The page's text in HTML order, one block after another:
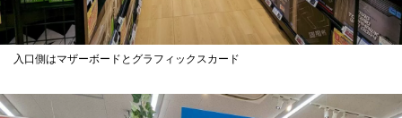
入口側はマザーボードとグラフィックスカード